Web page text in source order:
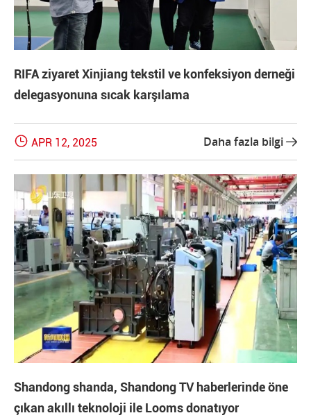
RIFA ziyaret Xinjiang tekstil ve konfeksiyon derneği
delegasyonuna sıcak karşılama
 APR 12, 2025 Daha fazla bilgi 
Shandong shanda, Shandong TV haberlerinde öne
çıkan akıllı teknoloji ile Looms donatıyor